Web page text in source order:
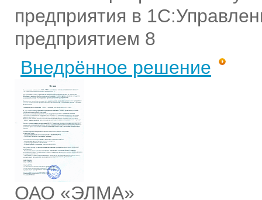
предприятия в
предприятием 8
Внедрённое решение
ОАО «ЭЛМА»